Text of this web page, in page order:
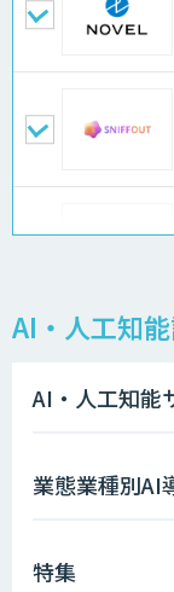
AI・人工知
AI・人工知能
業態業種別AI
特集